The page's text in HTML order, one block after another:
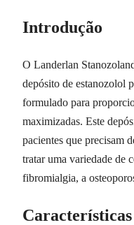
Introdução
O Landerlan
depósito de estanozolol
formulado para
maximizadas. Este
pacientes que precisam
tratar uma variedade de
fibromialgia, a